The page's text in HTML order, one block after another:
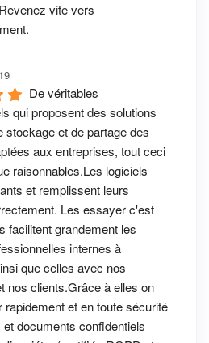
vite vers
De véritables
qui proposent des solutions
stockage et de partage des
aux entreprises, tout ceci
raisonnables.Les logiciels
et remplissent leurs
Les essayer c'est
facilitent grandement les
internes à
que celles avec nos
nos clients.Grâce à elles on
rapidement et en toute sécurité
et documents confidentiels